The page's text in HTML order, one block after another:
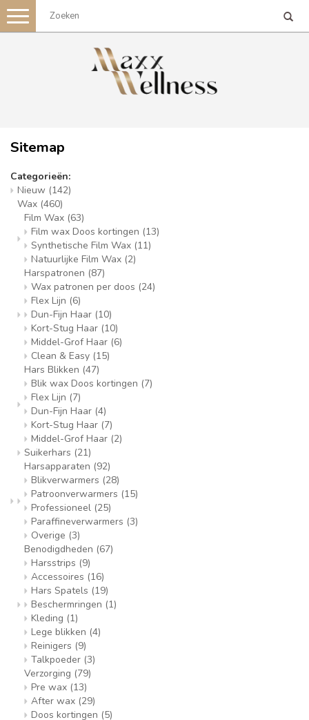
Toggle
navigation
Sitemap
Categorieën:
Nieuw (142)
Wax (460)
Film Wax (63)
Film wax Doos kortingen (13)
Synthetische Film Wax (11)
Natuurlijke Film Wax (2)
Harspatronen (87)
Wax patronen per doos (24)
Flex Lijn (6)
Dun-Fijn Haar (10)
Kort-Stug Haar (10)
Middel-Grof Haar (6)
Clean & Easy (15)
Hars Blikken (47)
Blik wax Doos kortingen (7)
Flex Lijn (7)
Dun-Fijn Haar (4)
Kort-Stug Haar (7)
Middel-Grof Haar (2)
Suikerhars (21)
Harsapparaten (92)
Blikverwarmers (28)
Patroonverwarmers (15)
Professioneel (25)
Paraffineverwarmers (3)
Overige (3)
Benodigdheden (67)
Harsstrips (9)
Accessoires (16)
Hars Spatels (19)
Beschermringen (1)
Kleding (1)
Lege blikken (4)
Reinigers (9)
Talkpoeder (3)
Verzorging (79)
Pre wax (13)
After wax (29)
Doos kortingen (5)